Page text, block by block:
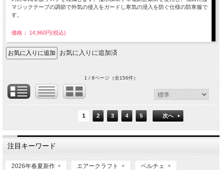
マジックテープの調節で外気の侵入をガードし寒気の浸入を防ぐ仕様の防寒服で
す。
価格： 14,960円(税込)
お気に入りに追加済
1 / 8ページ（全156件）
1 2 3 4 5 次へ
注目キーワード
2026年春夏新作 エアークラフト ペルチェ